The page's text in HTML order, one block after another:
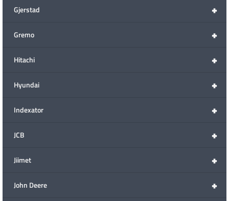
+
Gjerstad
+
Gremo
+
Hitachi
+
Hyundai
+
Indexator
+
JCB
+
Jiimet
+
John Deere